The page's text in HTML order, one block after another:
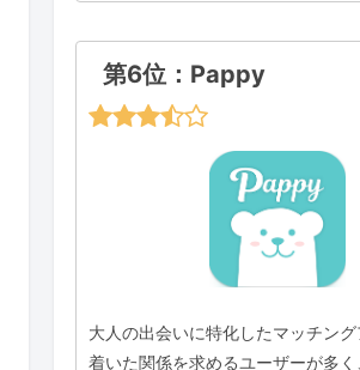
第6位：Pappy
大人の出会いに特化したマッチン
着いた関係を求めるユーザーが多